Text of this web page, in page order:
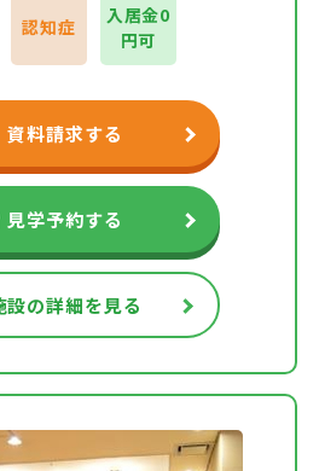
認知症
入居金0
円可
資料請求する
見学予約する
設の詳細を見る